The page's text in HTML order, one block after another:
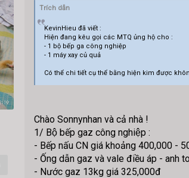
Trích dẫn
KevinHieu đã viết :
Hiện đang kêu gọi các MTQ ủng hộ cho :
- 1 bộ bếp ga công nghiệp
- 1 máy xay củ quả
Có thể chi tiết cụ thể bằng hiện kim được
Chào Sonnynhan và cả nhà !
1/ Bộ bếp gaz công nghiệp :
- Bếp nấu CN giá khoảng 400,000 -
- Ống dẫn gaz và vale điều áp - anh
- Nước gaz 13kg giá 325,000đ